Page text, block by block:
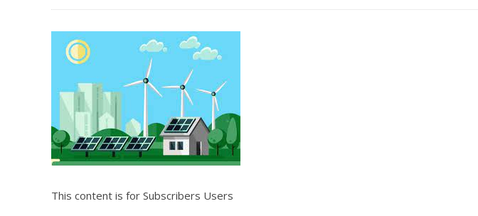
This content is for Subscribers Users